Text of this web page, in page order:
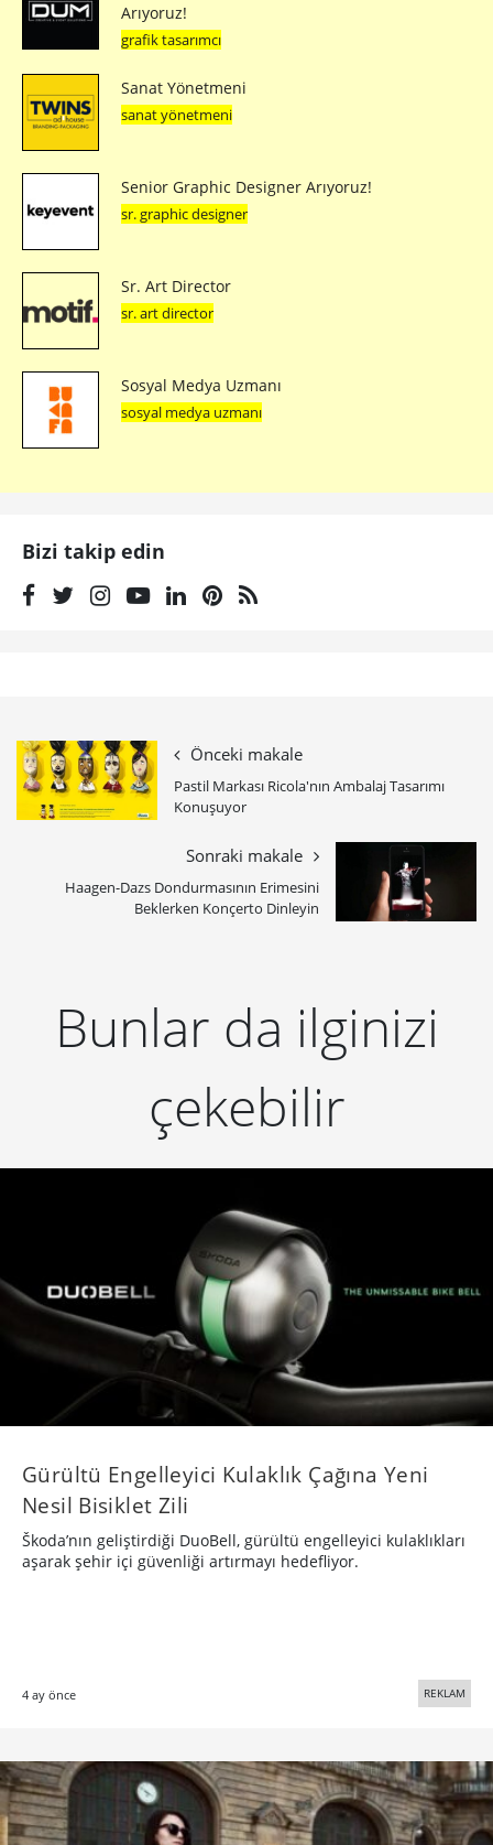
Arıyoruz!
grafik tasarımcı
Sanat Yönetmeni
sanat yönetmeni
Senior Graphic Designer Arıyoruz!
sr. graphic designer
Sr. Art Director
sr. art director
Sosyal Medya Uzmanı
sosyal medya uzmanı
Bizi takip edin
Önceki makale
Pastil Markası Ricola'nın Ambalaj Tasarımı
Konuşuyor
Sonraki makale
Haagen-Dazs Dondurmasının Erimesini
Beklerken Konçerto Dinleyin
Bunlar da ilginizi
çekebilir
Gürültü Engelleyici Kulaklık Çağına Yeni
Nesil Bisiklet Zili
Škoda’nın geliştirdiği DuoBell, gürültü engelleyici kulaklıkları
aşarak şehir içi güvenliği artırmayı hedefliyor.
4 ay önce REKLAM